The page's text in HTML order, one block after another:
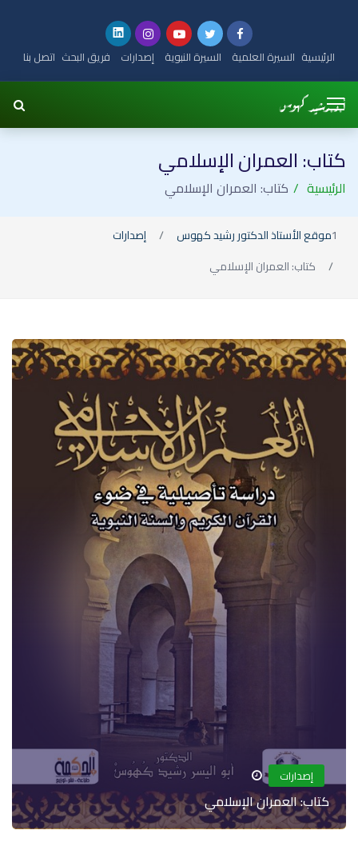
الرئيسية السيرة العلمية السيرة النبوية إصدارات فريق البحث اتصل بنا
كتاب: العمران الإسلامي
الرئيسية كتاب: العمران الإسلامي
موقع الأستاذ الدكتور رشيد كهوس
إصدارات
كتاب: العمران الإسلامي
إصدارات
كتاب: العمران الإسلامي